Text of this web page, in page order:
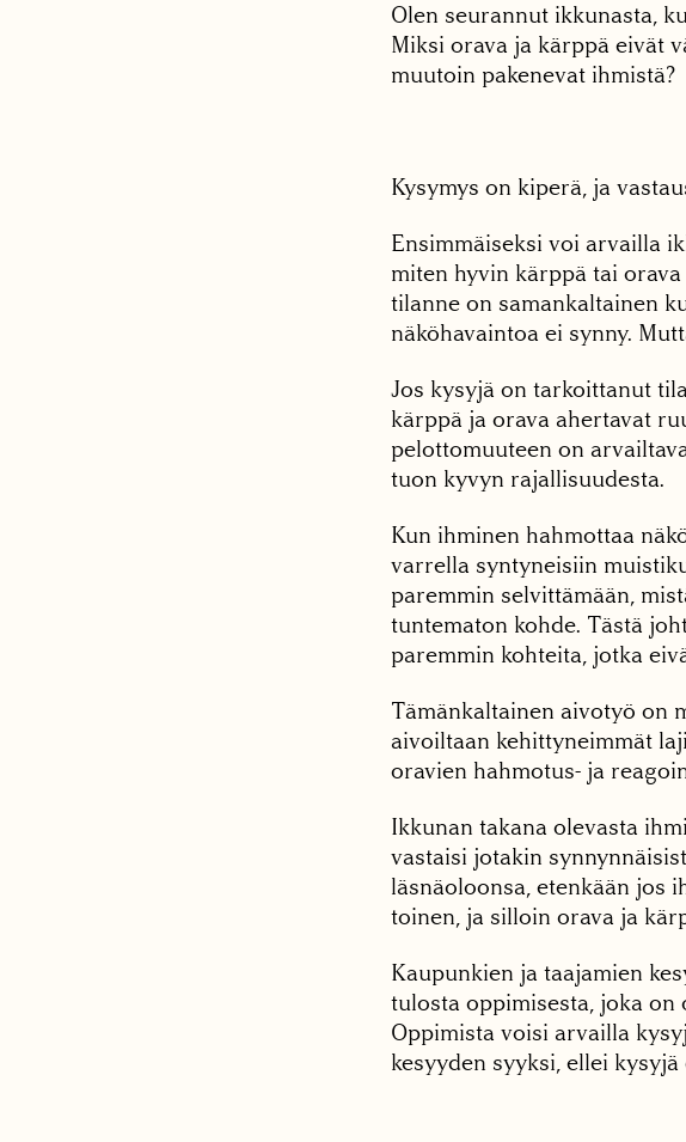
Olen seurannut ikkunasta,
Miksi orava ja kärppä eivät
muutoin pakenevat ihmistä?
Kysymys on kiperä, ja
Ensimmäiseksi voi arvailla
miten hyvin kärppä tai
tilanne on samankaltainen
näköhavaintoa ei synny.
Jos kysyjä on tarkoittanut
kärppä ja orava ahertavat
pelottomuuteen on
tuon kyvyn rajallisuudesta.
Kun ihminen hahmottaa
varrella syntyneisiin
paremmin selvittämään,
tuntematon kohde. Tästä
paremmin kohteita, jotka
Tämänkaltainen aivotyö on
aivoiltaan kehittyneimmät
oravien hahmotus- ja
Ikkunan takana olevasta
vastaisi jotakin
läsnäoloonsa, etenkään jos
toinen, ja silloin orava ja
Kaupunkien ja taajamien
tulosta oppimisesta, joka
Oppimista voisi arvailla
kesyyden syyksi, ellei